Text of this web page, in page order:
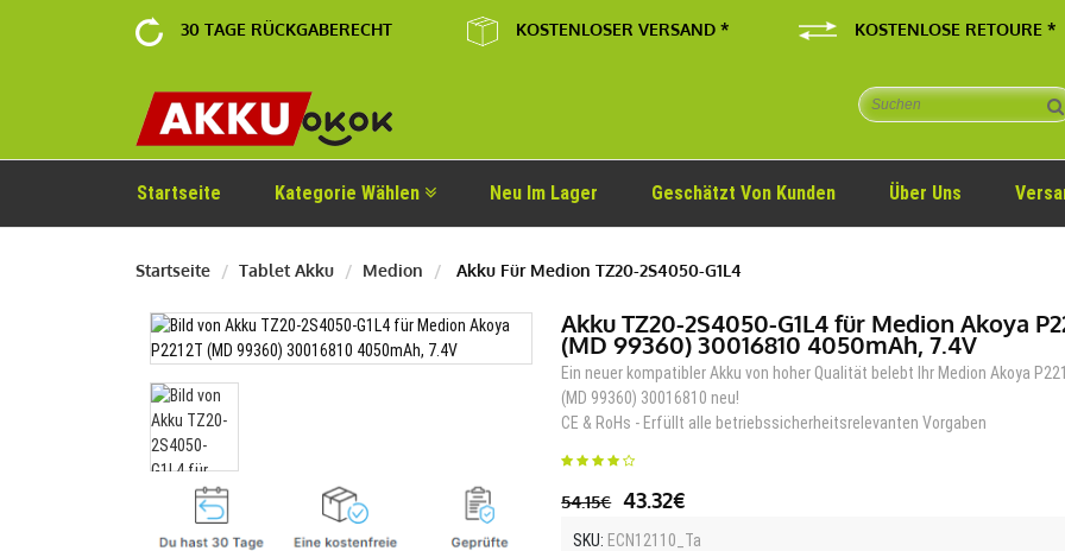
30 TAGE RÜCKGABERECHT KOSTENLOSER VERSAND * KOSTENLOSE RETOURE *
Startseite Kategorie Wählen Neu Im Lager Geschätzt Von Kunden Über Uns
Startseite Tablet Akku Medion Akku Für Medion TZ20-2S4050-G1L4
Akku TZ20-2S4050-G1L4 für Medion Akoya
(MD 99360) 30016810 4050mAh, 7.4V
Ein neuer kompatibler Akku von hoher Qualität belebt Ihr Medion Akoya
(MD 99360) 30016810 neu!
CE & RoHs - Erfüllt alle betriebssicherheitsrelevanten Vorgaben
54.15€ 43.32€
SKU: ECN12110_Ta